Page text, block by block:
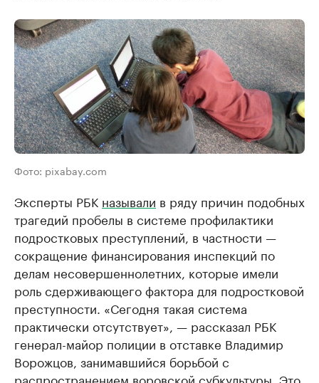
Фото: pixabay.com
Эксперты РБК называли в ряду причин подобных
трагедий пробелы в системе профилактики
подростковых преступлений, в частности —
сокращение финансирования инспекций по
делам несовершеннолетних, которые имели
роль сдерживающего фактора для подростковой
преступности. «Сегодня такая система
практически отсутствует», — рассказал РБК
генерал-майор полиции в отставке Владимир
Ворожцов, занимавшийся борьбой с
распространением воровской субкультуры. Это